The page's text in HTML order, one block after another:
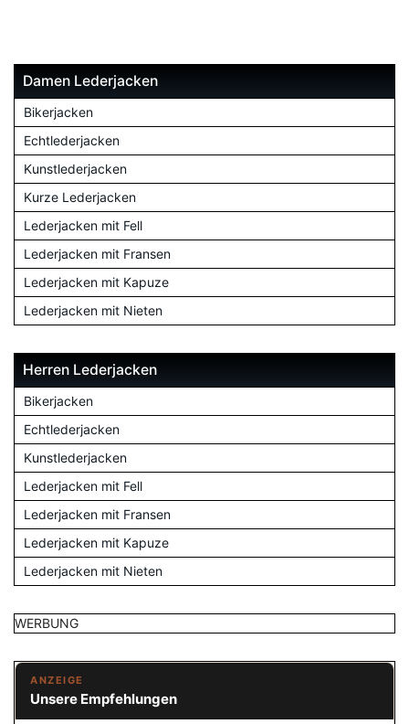
Damen Lederjacken
Bikerjacken
Echtlederjacken
Kunstlederjacken
Kurze Lederjacken
Lederjacken mit Fell
Lederjacken mit Fransen
Lederjacken mit Kapuze
Lederjacken mit Nieten
Herren Lederjacken
Bikerjacken
Echtlederjacken
Kunstlederjacken
Lederjacken mit Fell
Lederjacken mit Fransen
Lederjacken mit Kapuze
Lederjacken mit Nieten
WERBUNG
ANZEIGE
Unsere Empfehlungen